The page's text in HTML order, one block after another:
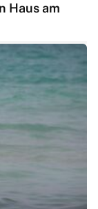
Haus am